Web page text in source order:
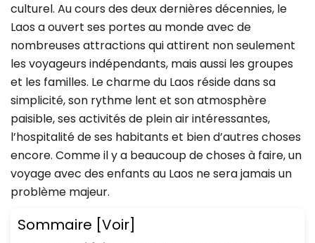
culturel. Au cours des deux dernières décennies, le
Laos a ouvert ses portes au monde avec de
nombreuses attractions qui attirent non seulement
les voyageurs indépendants, mais aussi les groupes
et les familles. Le charme du Laos réside dans sa
simplicité, son rythme lent et son atmosphère
paisible, ses activités de plein air intéressantes,
l’hospitalité de ses habitants et bien d’autres choses
encore. Comme il y a beaucoup de choses à faire, un
voyage avec des enfants au Laos ne sera jamais un
problème majeur.
Sommaire [Voir]